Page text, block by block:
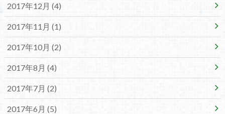
2017年12月 (4)
2017年11月 (1)
2017年10月 (2)
2017年8月 (4)
2017年7月 (2)
2017年6月 (5)